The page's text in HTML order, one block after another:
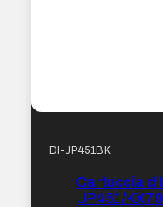
DI-JP451BK
Cartuccia
JP451/